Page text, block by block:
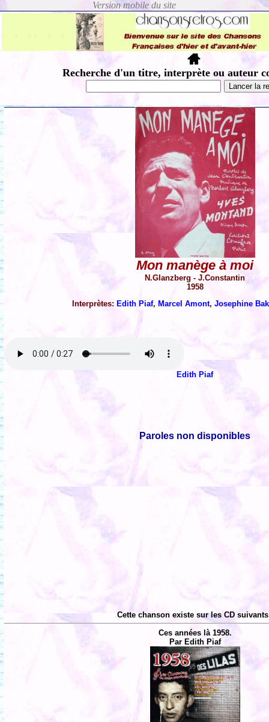
Recherche d'un titre, interprète ou auteur
Mon manège à moi
N.Glanzberg - J.Constantin
1958
Interprètes: Edith Piaf, Marcel Amont, Josephine
Edith Piaf
Paroles non disponibles
Cette chanson existe sur les CD
Ces années là 1958.
Par Edith Piaf